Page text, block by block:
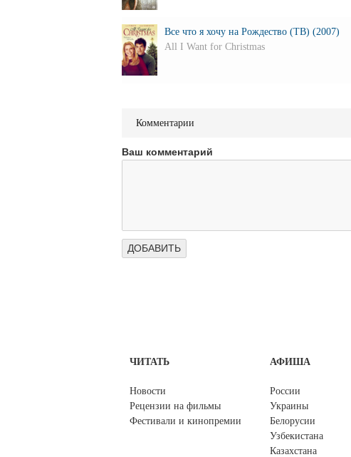
Все что я хочу на Рождество (ТВ) (2007)
All I Want for Christmas
Комментарии
Ваш комментарий
ЧИТАТЬ
Новости
Рецензии на фильмы
Фестивали и кинопремии
АФИША
России
Украины
Белорусии
Узбекистана
Казахстана